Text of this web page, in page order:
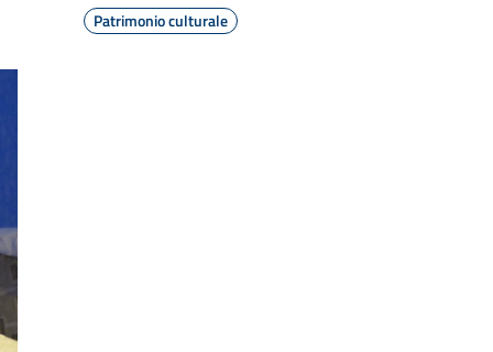
Patrimonio culturale